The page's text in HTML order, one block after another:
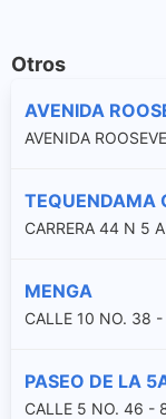
Otros
AVENIDA
AVENIDA
TEQUENDAMA
CARRERA 44 N 5
MENGA
CALLE 10 NO. 38
PASEO DE LA
CALLE 5 NO. 46 -